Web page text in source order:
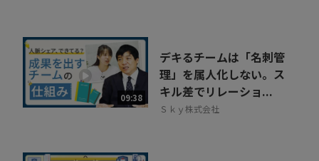
09:38
デキるチームは「名刺管
理」を属人化しない。ス
キル差でリレーショ...
Ｓｋｙ株式会社